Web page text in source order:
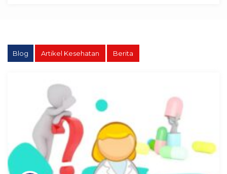
Blog Artikel Kesehatan Berita